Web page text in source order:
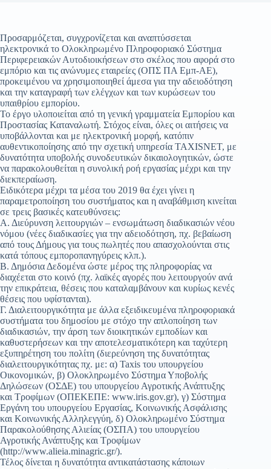
Προσαρμόζεται, συγχρονίζεται και αναπτύσσεται
ηλεκτρονικά το Ολοκληρωμένο Πληροφοριακό Σύστημα
Περιφερειακών Αυτοδιοικήσεων στο σκέλος που αφορά στο
εμπόριο και τις ανώνυμες εταιρείες (ΟΠΣ ΠΑ Εμπ-ΑΕ),
προκειμένου να χρησιμοποιηθεί άμεσα για την αδειοδότηση
και την καταγραφή των ελέγχων και των κυρώσεων του
υπαιθρίου εμπορίου.
Το έργο υλοποιείται από τη γενική γραμματεία Εμπορίου και
Προστασίας Καταναλωτή. Στόχος είναι, όλες οι αιτήσεις να
υποβάλλονται και με ηλεκτρονική μορφή, κατόπιν
αυθεντικοποίησης από την σχετική υπηρεσία TAXISNET, με
δυνατότητα υποβολής συνοδευτικών δικαιολογητικών, ώστε
να παρακολουθείται η συνολική ροή εργασίας μέχρι και την
διεκπεραίωση.
Ειδικότερα μέχρι τα μέσα του 2019 θα έχει γίνει η
παραμετροποίηση του συστήματος και η αναβάθμιση κινείται
σε τρεις βασικές κατευθύνσεις:
Α. Διεύρυνση λειτουργιών – ενσωμάτωση διαδικασιών νέου
νόμου (νέες διαδικασίες για την αδειοδότηση, πχ. βεβαίωση
από τους Δήμους για τους πωλητές που απασχολούνται στις
κατά τόπους εμποροπανηγύρεις κλπ.).
Β. Δημόσια Δεδομένα ώστε μέρος της πληροφορίας να
διαχέεται στο κοινό (πχ. λαϊκές αγορές που λειτουργούν ανά
την επικράτεια, θέσεις που καταλαμβάνουν και κυρίως κενές
θέσεις που υφίστανται).
Γ. Διαλειτουργικότητα με άλλα εξειδικευμένα πληροφοριακά
συστήματα του δημοσίου με στόχο την απλοποίηση των
διαδικασιών, την άρση των διοικητικών εμποδίων και
καθυστερήσεων και την αποτελεσματικότερη και ταχύτερη
εξυπηρέτηση του πολίτη (διερεύνηση της δυνατότητας
διαλειτουργικότητας πχ. με: α) Taxis του υπουργείου
Οικονομικών, β) Ολοκληρωμένο Σύστημα Υποβολής
Δηλώσεων (ΟΣΔΕ) του υπουργείου Αγροτικής Ανάπτυξης
και Τροφίμων (ΟΠΕΚΕΠΕ: www.iris.gov.gr), γ) Σύστημα
Εργάνη του υπουργείου Εργασίας, Κοινωνικής Ασφάλισης
και Κοινωνικής Αλληλεγγύη, δ) Ολοκληρωμένο Σύστημα
Παρακολούθησης Αλιείας (ΟΣΠΑ) του υπουργείου
Αγροτικής Ανάπτυξης και Τροφίμων
(http://www.alieia.minagric.gr/).
Τέλος δίνεται η δυνατότητα αντικατάστασης κάποιων